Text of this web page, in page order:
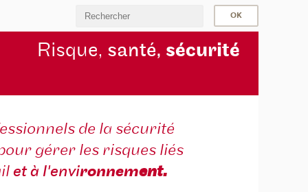
Risque, santé, sécurité
de la sécurité
gérer les risques liés
et à l'environnement.